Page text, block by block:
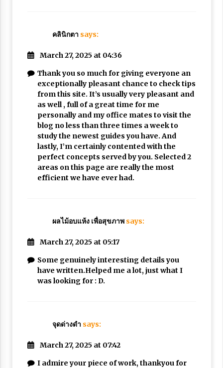
คลินิกตา says:
March 27, 2025 at 04:36
Thank you so much for giving everyone an
exceptionally pleasant chance to check tips
from this site. It’s usually very pleasant and
as well , full of a great time for me
personally and my office mates to visit the
blog no less than three times a week to
study the newest guides you have. And
lastly, I’m certainly contented with the
perfect concepts served by you. Selected 2
areas on this page are really the most
efficient we have ever had.
ผลไม้อบแห้ง เพื่อสุขภาพ says:
March 27, 2025 at 05:17
Some genuinely interesting details you
have written.Helped me a lot, just what I
was looking for : D.
จุดด่างดำ says:
March 27, 2025 at 07:42
I admire your piece of work, thankyou for